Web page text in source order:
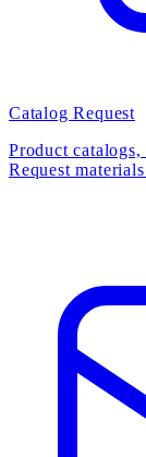
Catalog Request
Product
Request